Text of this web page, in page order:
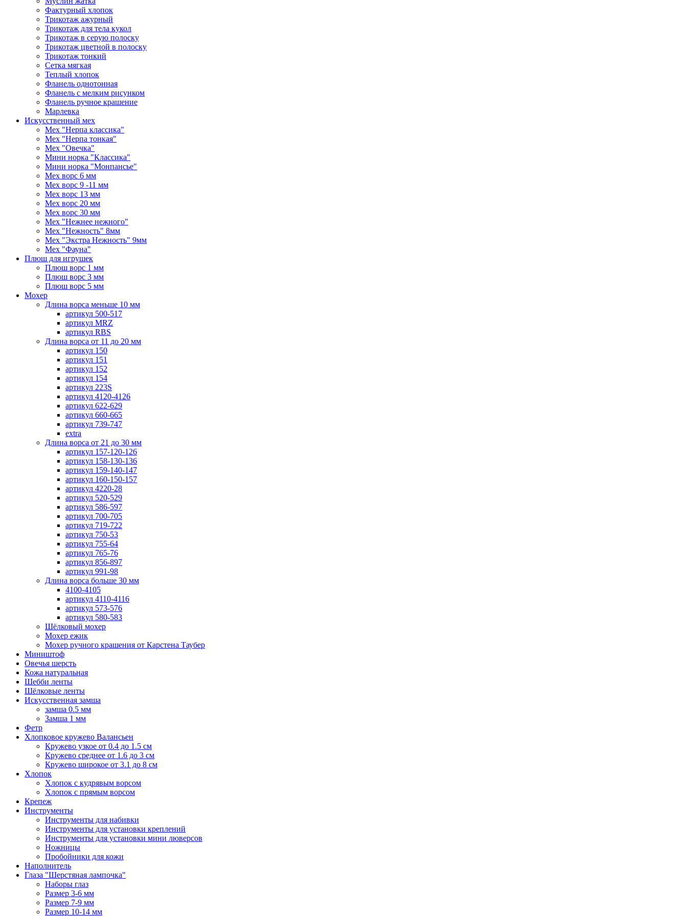
Фактурный хлопок
Трикотаж ажурный
Трикотаж для тела кукол
Трикотаж в серую полоску
Трикотаж цветной в полоску
Трикотаж тонкий
Сетка мягкая
Теплый хлопок
Фланель однотонная
Фланель с мелким рисунком
Фланель ручное крашение
Марлевка
Искусственный мех
Мех "Нерпа классика"
Мех "Нерпа тонкая"
Мех "Овечка"
Мини норка "Классика"
Мини норка "Монпансье"
Мех ворс 6 мм
Мех ворс 9 -11 мм
Мех ворс 13 мм
Мех ворс 20 мм
Мех ворс 30 мм
Мех "Нежнее нежного"
Мех "Нежность" 8мм
Мех "Экстра Нежность" 9мм
Мех "Фауна"
Плюш для игрушек
Плюш ворс 1 мм
Плюш ворс 3 мм
Плюш ворс 5 мм
Мохер
Длина ворса меньше 10 мм
артикул 500-517
артикул MRZ
артикул RBS
Длина ворса от 11 до 20 мм
артикул 150
артикул 151
артикул 152
артикул 154
артикул 223S
артикул 4120-4126
артикул 622-629
артикул 660-665
артикул 739-747
extra
Длина ворса от 21 до 30 мм
артикул 157-120-126
артикул 158-130-136
артикул 159-140-147
артикул 160-150-157
артикул 4220-28
артикул 520-529
артикул 586-597
артикул 700-705
артикул 719-722
артикул 750-53
артикул 755-64
артикул 765-76
артикул 856-897
артикул 991-98
Длина ворса больше 30 мм
4100-4105
артикул 4110-4116
артикул 573-576
артикул 580-583
Шёлковый мохер
Мохер ежик
Мохер ручного крашения от Карстена Таубер
Миништоф
Овечья шерсть
Кожа натуральная
Шебби ленты
Шёлковые ленты
Искусственная замша
замша 0.5 мм
Замша 1 мм
Фетр
Хлопковое кружево Валансьен
Кружево узкое от 0.4 до 1.5 см
Кружево среднее от 1.6 до 3 см
Кружево широкое от 3.1 до 8 см
Хлопок
Хлопок с кудрявым ворсом
Хлопок с прямым ворсом
Крепеж
Инструменты
Инструменты для набивки
Инструменты для установки креплений
Инструменты для установки мини люверсов
Ножницы
Пробойники для кожи
Наполнитель
Глаза "Шерстяная лампочка"
Наборы глаз
Размер 3-6 мм
Размер 7-9 мм
Размер 10-14 мм